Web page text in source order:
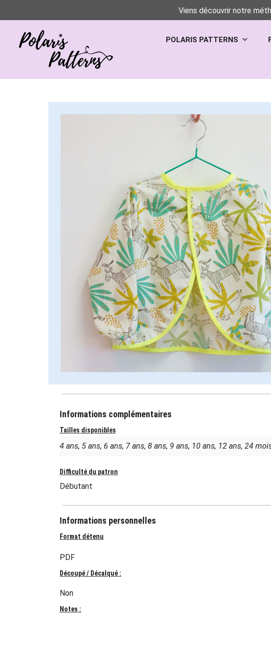
Viens découvrir notre
POLARIS PATTERNS
Informations complémentaires
Tailles disponibles
4 ans, 5 ans, 6 ans, 7 ans, 8 ans, 9 ans, 10 ans, 12 ans, 24
Difficulté du patron
Débutant
Informations personnelles
Format détenu
PDF
Découpé / Décalqué :
Non
Notes :